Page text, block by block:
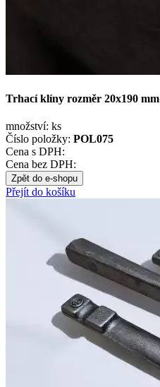
Trhací klíny rozměr 20x190 mm
množství: ks
Číslo položky: POL075
Cena s DPH:
Cena bez DPH:
Zpět do e-shopu
Přejít do košíku